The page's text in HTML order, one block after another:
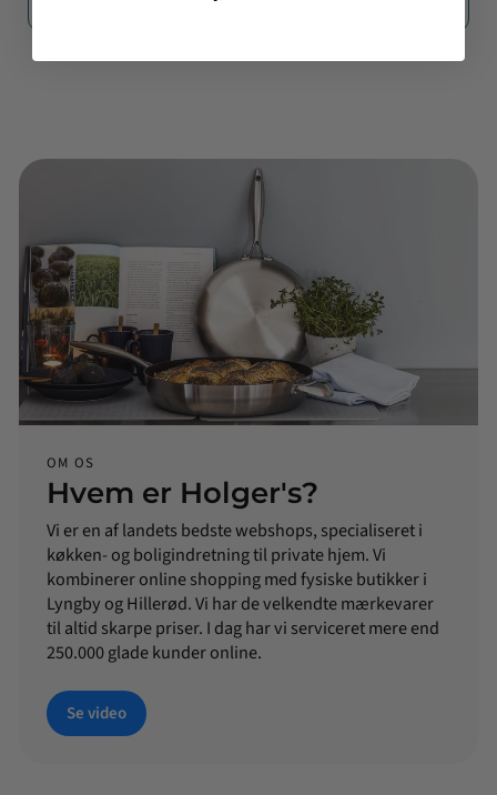
OM OS
Hvem er Holger's?
Vi er en af landets bedste webshops, specialiseret i
køkken- og boligindretning til private hjem. Vi
kombinerer online shopping med fysiske butikker i
Lyngby og Hillerød. Vi har de velkendte mærkevarer
til altid skarpe priser. I dag har vi serviceret mere end
250.000 glade kunder online.
Se video